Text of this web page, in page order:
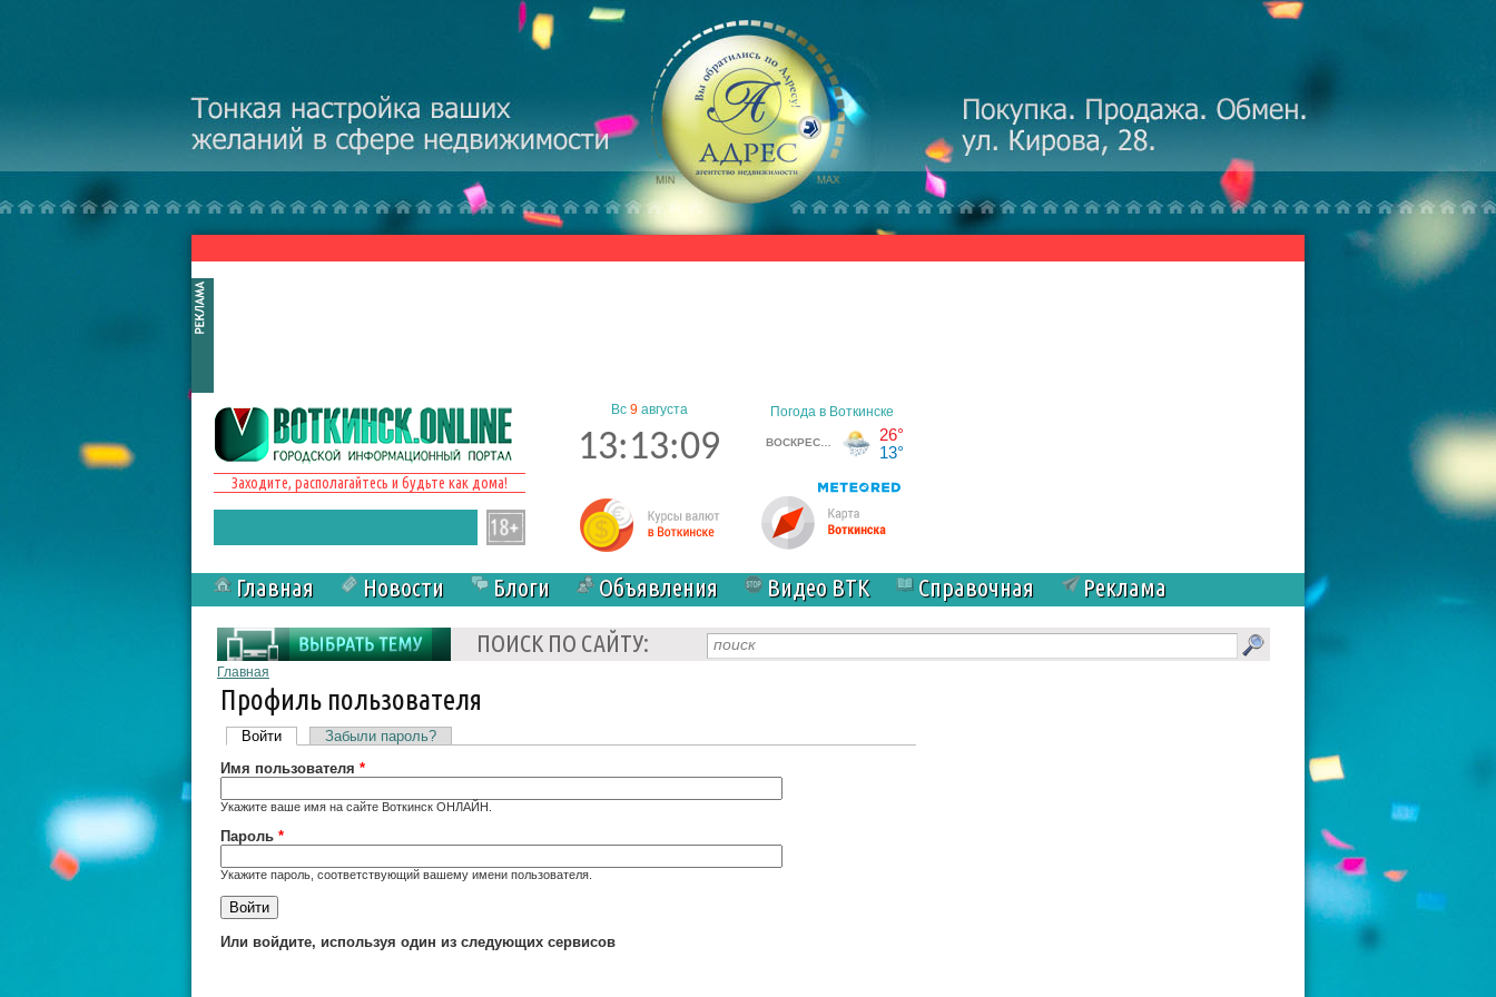
Заходите, располагайтесь и будьте как дома!
Вс 9августа
13:13:09
Главная Новости Блоги Объявления Видео ВТК Справочная
Реклама
ПОИСК ПО САЙТУ:
Форма поиска
Вы здесь
Главная
Профиль пользователя
Главные вкладки
Войти (активная вкладка)
Забыли пароль?
Имя пользователя *
Укажите ваше имя на сайте Воткинск ОНЛАЙН.
Пароль *
Укажите пароль, соответствующий вашему имени пользователя.
Или войдите, используя один из следующих сервисов